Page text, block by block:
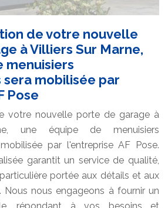
de votre nouvelle
à Villiers Sur Marne,
menuisiers
mobilisée par
Pose
votre nouvelle porte de garage à
une équipe de menuisiers
par l'entreprise AF Pose.
garantit un service de qualité,
portée aux détails et aux
Nous nous engageons à fournir un
répondant à vos besoins et